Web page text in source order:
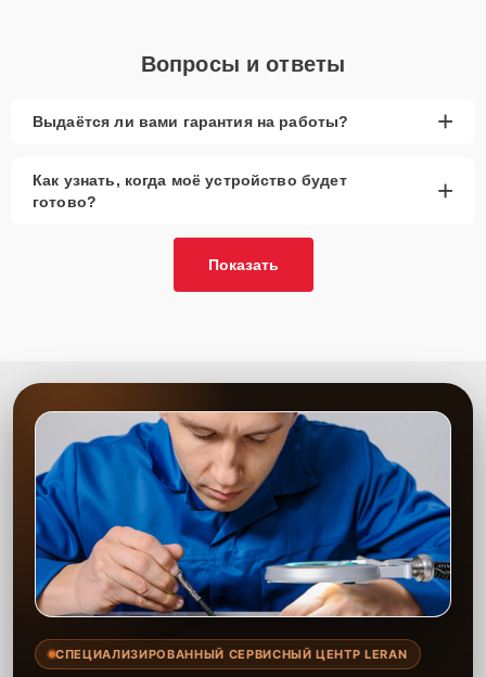
Вопросы и ответы
Выдаётся ли вами гарантия на работы? +
Как узнать, когда моё устройство будет
готово?
+
Показать
СПЕЦИАЛИЗИРОВАННЫЙ СЕРВИСНЫЙ ЦЕНТР LERAN